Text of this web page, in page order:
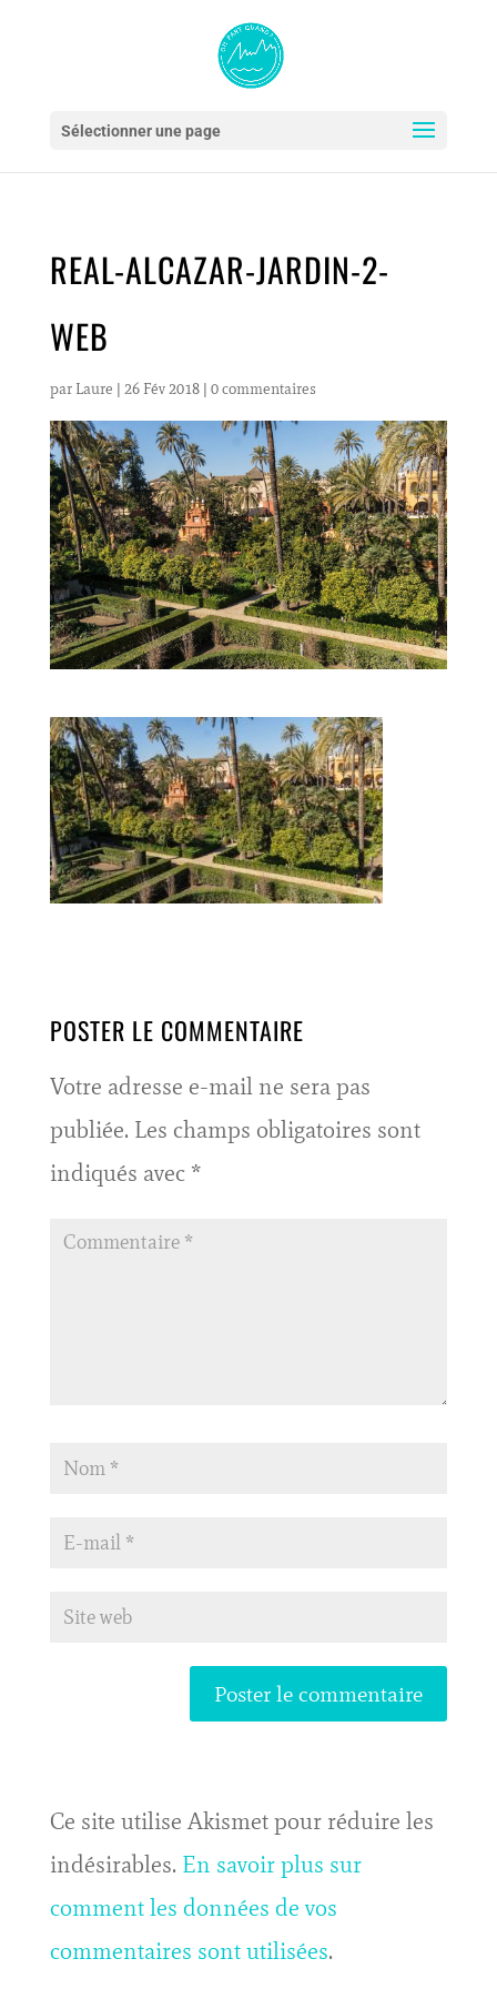
Sélectionner une page
REAL-ALCAZAR-JARDIN-2-
WEB
par Laure | 26 Fév 2018| 0 commentaires
POSTER LE COMMENTAIRE
Votre adresse e-mail ne sera pas
publiée. Les champs obligatoires sont
indiqués avec *
Ce site utilise Akismet pour réduire les
indésirables. En savoir plus sur
comment les données de vos
commentaires sont utilisées.